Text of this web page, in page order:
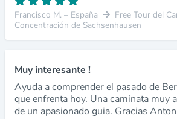
Francisco M. – España
Free Tour del
Concentración de Sachsenhausen
Muy interesante !
Ayuda a comprender el pasado de
que enfrenta hoy. Una caminata muy
de un apasionado guia. Gracias